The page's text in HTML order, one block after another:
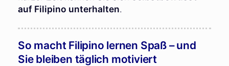
auf Filipino unterhalten.
So macht Filipino lernen Spaß – und
Sie bleiben täglich motiviert